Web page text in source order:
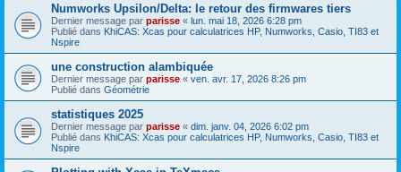
Numworks Upsilon/Delta: le retour des firmwares tiers
Dernier message par parisse « lun. mai 18, 2026 6:28 pm
Publié dans KhiCAS: Xcas pour calculatrices HP, Numworks, Casio, TI83 et
Nspire
une construction alambiquée
Dernier message par parisse « ven. avr. 17, 2026 8:26 pm
Publié dans Géométrie
statistiques 2025
Dernier message par parisse « dim. janv. 04, 2026 6:02 pm
Publié dans KhiCAS: Xcas pour calculatrices HP, Numworks, Casio, TI83 et
Nspire